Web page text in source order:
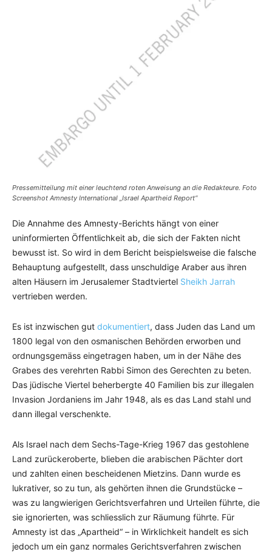
Pressemitteilung mit einer leuchtend roten Anweisung an die Redakteure. Foto
Screenshot Amnesty International „Israel Apartheid Report“
Die Annahme des Amnesty-Berichts hängt von einer
uninformierten Öffentlichkeit ab, die sich der Fakten nicht
bewusst ist. So wird in dem Bericht beispielsweise die falsche
Behauptung aufgestellt, dass unschuldige Araber aus ihren
alten Häusern im Jerusalemer Stadtviertel Sheikh Jarrah
vertrieben werden.
Es ist inzwischen gut dokumentiert, dass Juden das Land um
1800 legal von den osmanischen Behörden erworben und
ordnungsgemäss eingetragen haben, um in der Nähe des
Grabes des verehrten Rabbi Simon des Gerechten zu beten.
Das jüdische Viertel beherbergte 40 Familien bis zur illegalen
Invasion Jordaniens im Jahr 1948, als es das Land stahl und
dann illegal verschenkte.
Als Israel nach dem Sechs-Tage-Krieg 1967 das gestohlene
Land zurückeroberte, blieben die arabischen Pächter dort
und zahlten einen bescheidenen Mietzins. Dann wurde es
lukrativer, so zu tun, als gehörten ihnen die Grundstücke –
was zu langwierigen Gerichtsverfahren und Urteilen führte, die
sie ignorierten, was schliesslich zur Räumung führte. Für
Amnesty ist das „Apartheid“ – in Wirklichkeit handelt es sich
jedoch um ein ganz normales Gerichtsverfahren zwischen